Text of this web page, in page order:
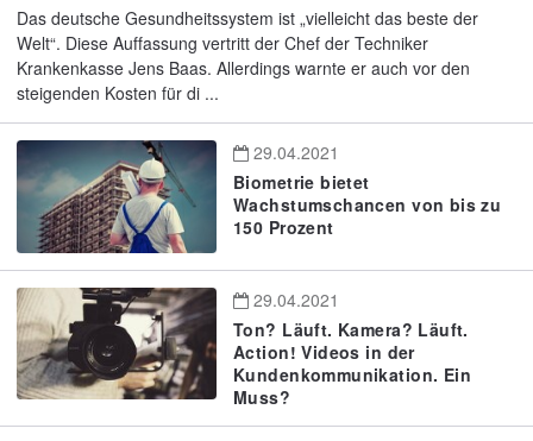
Das deutsche Gesundheitssystem ist „vielleicht das beste der
Welt“. Diese Auffassung vertritt der Chef der Techniker
Krankenkasse Jens Baas. Allerdings warnte er auch vor den
steigenden Kosten für di ...
29.04.2021
Biometrie bietet
Wachstumschancen von bis zu
150 Prozent
29.04.2021
Ton? Läuft. Kamera? Läuft.
Action! Videos in der
Kundenkommunikation. Ein
Muss?